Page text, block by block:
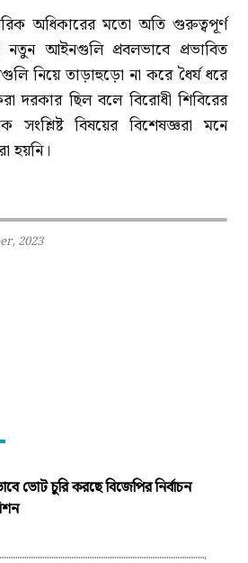
অধিকারের মতো অতি গুরুত্বপূর্ণ
আইনগুলি প্রবলভাবে প্রভাবিত
নিয়ে তাড়াহুড়ো না করে ধৈর্য ধরে
দরকার ছিল বলে বিরোধী শিবিরের
বিষয়ের বিশেষজ্ঞরা মনে
হয়নি।
2023
ভোট চুরি করছে বিজেপির নির্বাচন